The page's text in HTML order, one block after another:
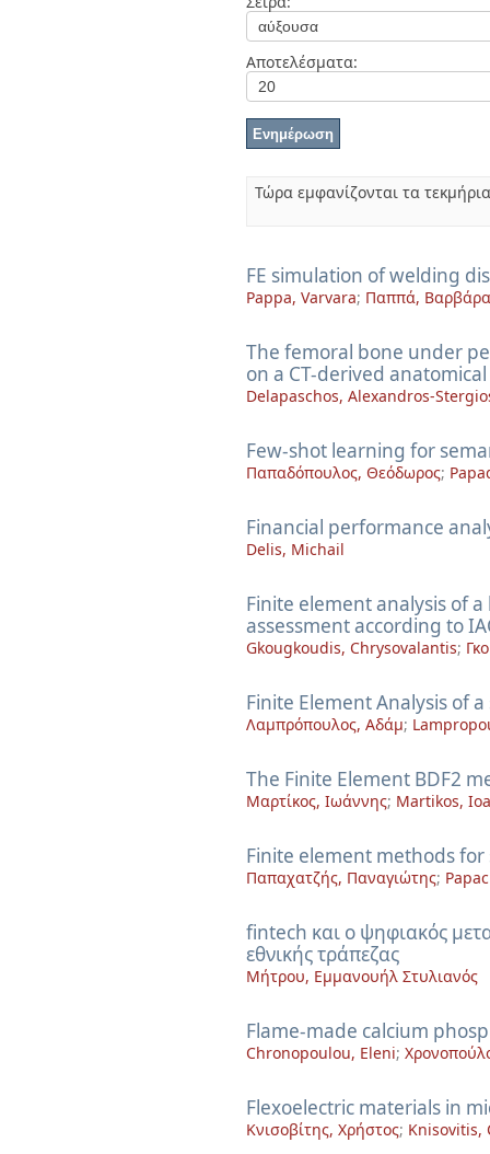
Αποτελέσματα:
Τώρα εμφανίζονται τα
FE simulation of welding
Pappa, Varvara; Παππά, Βαρβάρα
The femoral bone under
on a CT-derived
Delapaschos, Alexandros-
Few-shot learning for
Παπαδόπουλος, Θεόδωρος;
Financial performance
Delis, Michail
Finite element analysis of
assessment according to
Gkougkoudis, Chrysovalantis;
Finite Element Analysis of
Λαμπρόπουλος, Αδάμ;
The Finite Element BDF2
Μαρτίκος, Ιωάννης; Martikos,
Finite element methods
Παπαχατζής, Παναγιώτης;
fintech και ο ψηφιακός
εθνικής τράπεζας
Μήτρου, Εμμανουήλ Στυλιανός
Flame-made calcium
Chronopoulou, Eleni;
Flexoelectric materials in
Κνισοβίτης, Χρήστος; Knisovitis,